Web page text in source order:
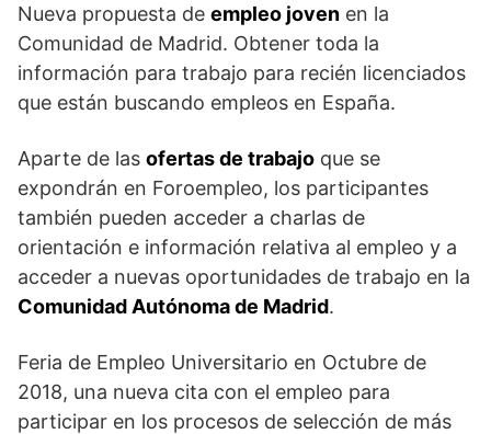
Nueva propuesta de empleo joven en la
Comunidad de Madrid. Obtener toda la
información para trabajo para recién licenciados
que están buscando empleos en España.
Aparte de las ofertas de trabajo que se
expondrán en Foroempleo, los participantes
también pueden acceder a charlas de
orientación e información relativa al empleo y a
acceder a nuevas oportunidades de trabajo en la
Comunidad Autónoma de Madrid.
Feria de Empleo Universitario en Octubre de
2018, una nueva cita con el empleo para
participar en los procesos de selección de más